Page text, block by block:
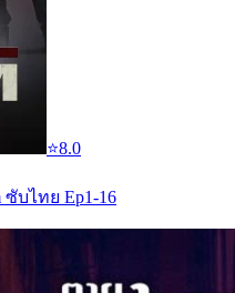
⭐8.0
ซับไทย Ep1-16